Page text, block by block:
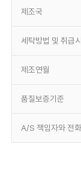
제조국
세탁방법 및 취급
제조연월
품질보증기준
A/S 책임자와 전